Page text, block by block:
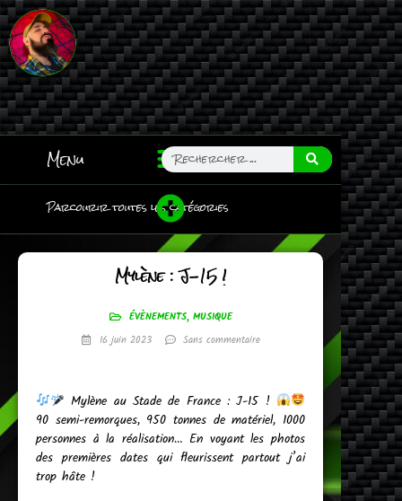
Menu
Parcourir toutes les catégories
Mylène : J-15 !
ÉVÈNEMENTS, MUSIQUE
16 juin 2023
Sans commentaire
Mylène au Stade de France : J-15 !
90 semi-remorques, 950 tonnes de matériel, 1000
personnes à la réalisation… En voyant les photos
des premières dates qui fleurissent partout j’ai
trop hâte !